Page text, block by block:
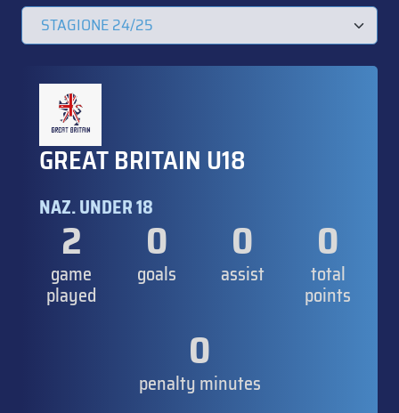
GREAT BRITAIN U18
NAZ. UNDER 18
2
game
played
0
goals
0
assist
0
total
points
0
penalty minutes